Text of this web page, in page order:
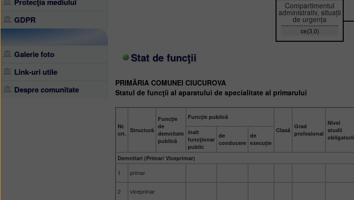
GDPR
Galerie foto
Link-uri utile
Despre comunitate
Compartimentul
administrativ, situații
de urgența
ce(3,0)
Stat de funcţii
PRIMĂRIA COMUNEI CIUCUROVA
Statul de funcţii al aparatului de specialitate al primarului
Nr.
crt. Structură
Funcţie
de
demnitate
publică
Funcţie publică
Clasă
Grad
profesional
Nivel
studii
obligatorii
înalt
funcţionar
public
de
conducere
de
execuţie
Demnitari (Primar/ Viceprimar)
1 primar
2
viceprimar